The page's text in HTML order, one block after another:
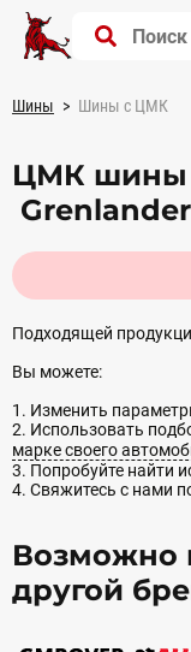
Шины Шины с ЦМК
ЦМК шины
Grenlander
Подходящей
Вы можете:
1. Изменить
2. Использовать
марке своего
3. Попробуйте найти
4. Свяжитесь с нами
Возможно
другой